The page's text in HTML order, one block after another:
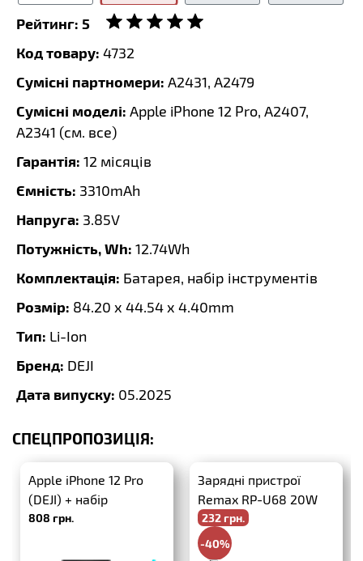
Рейтинг: 5
Код товару: 4732
Сумісні партномери: A2431, A2479
Сумісні моделі: Apple iPhone 12 Pro, A2407,
A2341 (см. все)
Гарантія: 12 місяців
Ємність: 3310mAh
Напруга: 3.85V
Потужність, Wh: 12.74Wh
Комплектація: Батарея, набір інструментів
Розмір: 84.20 x 44.54 x 4.40mm
Тип: Li-Ion
Бренд: DEJI
Дата випуску: 05.2025
СПЕЦПРОПОЗИЦІЯ:
Apple iPhone 12 Pro
(DEJI) + набір
інструментів
808 грн.
Зарядні пристрої
Remax RP-U68 20W
PD+QC3.0 + USB-C-
Lightning
232 грн.
-40%